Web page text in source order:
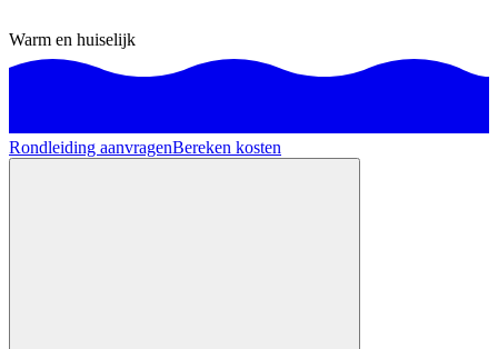
Warm en huiselijk
Rondleiding aanvragenBereken kosten